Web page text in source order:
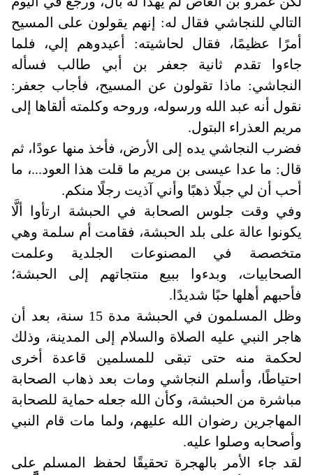
التالي للنجاشي فقال له: إنهم يقولون على المسيح
أمرًا عظيمًا، فقال لحاشيته: أعيدوهم إلي، فلما
جاءوا تقدم ثانية جعفر بن أبي طالب فسأله
النجاشي: ماذا تقولون عن المسيح، فأجاب جعفر:
نقول أنه عبد الله ورسوله، وروحه وكلمته ألقاها إلى
مريم العذراء البتول.
فضرب النجاشي يده إلى الأرض، فأخذ منها عودًا، ثم
قال: ما عدا عيسى بن مريم ما قلت هذا العود...، ما
أحب أن لي جبلًا ذهبًا وأني آذيت رجلًا منكم.
وفي وقت جلوس الصحابة في الحبشة ارتأوا ألَّا
يكونوا عالة على بلد الحبشة، فقامت أم سلمة وهي
متخصصة في المصنوعات الجلدية وعلمت
الصحابيات، وبدءوا ببيع منتجاتهم إلى الحبشة؛
فأحبهم أهلها حبًا شديدًا .
وظل المسلمون في الحبشة مدة 15 سنة، بعد أن
هاجر النبي عليه الصلاة والسلام إلى المدينة، وذلك
لحكمة منه حتى تبقى للمسلمين قاعدة أخرى
احتياطًا، وأسلم النجاشي ومات بعد ذهاب الصحابة
مباشرة من الحبشة، وكأن الله جعله حماية للصحابة
المهاجرين رضوان الله عليهم، ولما مات قام النبي
وأصحابه وصلوا عليه.
لقد جاء الأمر بالهجرة تحقيقًا لحفظ المسلم على